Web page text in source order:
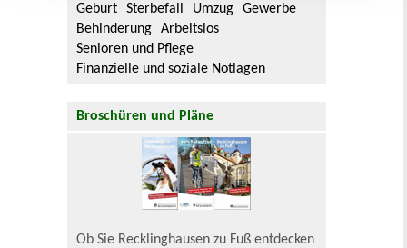
Geburt
Sterbefall Umzug
Gewerbe
Behinderung
Arbeitslos
Senioren und Pflege
Finanzielle und soziale Notlagen
Broschüren und Pläne
Ob Sie Recklinghausen zu Fuß entdecken